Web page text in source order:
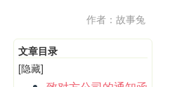
作者：故事兔
文章目录
[隐藏]